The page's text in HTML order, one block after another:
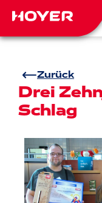
Zurück
Drei
Schlag